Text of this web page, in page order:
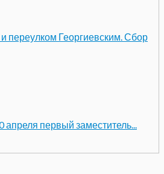
переулком Георгиевским. Сбор
апреля первый заместитель...